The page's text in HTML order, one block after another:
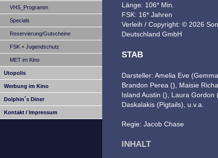
VHS_Programm
Specials
Reservierung/Gutscheine
FSK + Jugendschutz
MET im Kino
Utopolis
Werbung im Kino
Dolphin´s Diner
Kontakt / Impressum
Länge: 106* Min.
FSK: 16* Jahren
Verleih / Copyright: © 2026
Deutschland GmbH
STAB
Darsteller: Amelia Eve
Brandon Perea (), Maisie
Island Austin (), Laura
Daskalakis (Pigtails), u.v.a.
Regie: Jacob Chase
INHALT